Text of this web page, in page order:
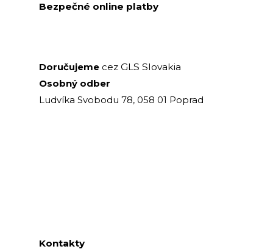
Bezpečné online platby
Doručujeme cez GLS Slovakia
Osobný odber
Ludvíka Svobodu 78, 058 01 Poprad
Kontakty